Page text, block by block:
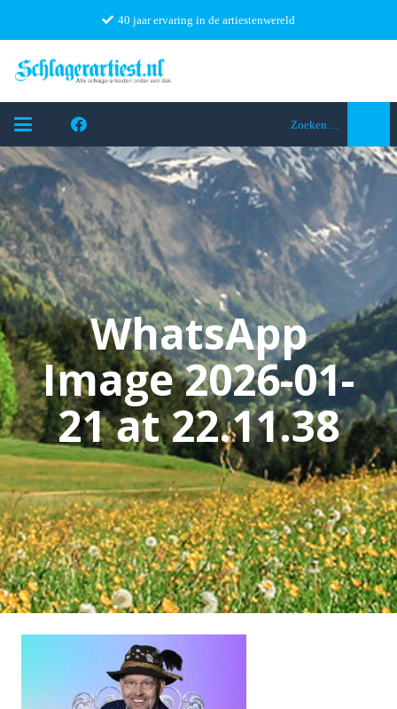
40 jaar ervaring in de artiestenwereld
Zoeken…
WhatsApp
Image 2026-01-
21 at 22.11.38